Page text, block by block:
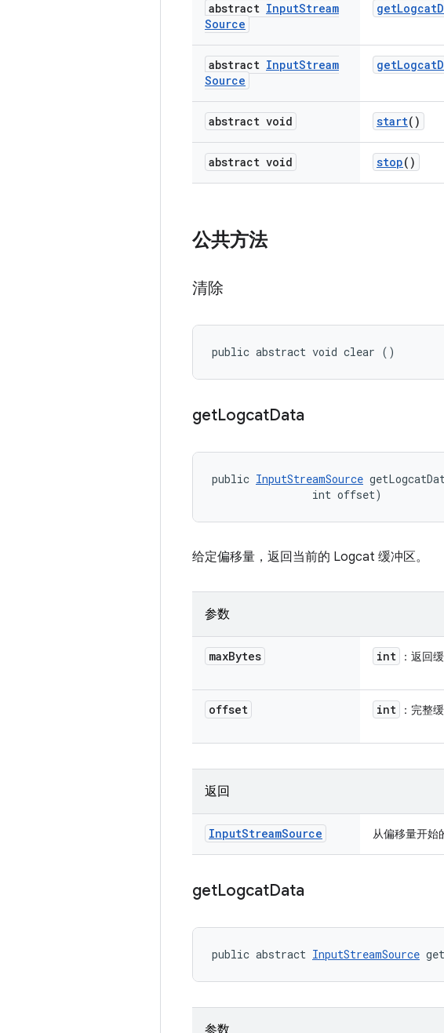
abstract InputStream
Source
getLogcat
abstract InputStream
Source
getLogcat
abstract void start()
abstract void stop()
公共方法
清除
public abstract void clear ()
getLogcatData
public InputStreamSource
                int offset)
给定偏移量，返回当前的 Logcat 缓冲区。
参数
maxBytes int ：返回
offset int ：完整
返回
InputStreamSource 从偏移量开始
getLogcatData
public abstract InputStreamSource
参数